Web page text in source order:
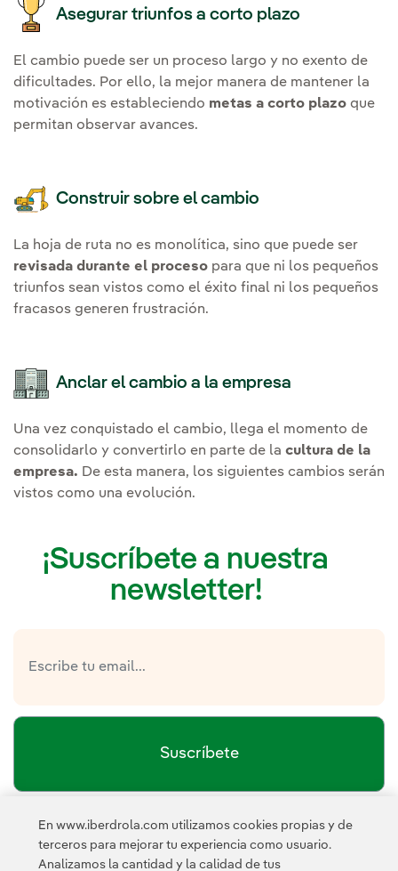
Asegurar triunfos a corto plazo
El cambio puede ser un proceso largo y no exento de
dificultades. Por ello, la mejor manera de mantener la
motivación es estableciendo metas a corto plazo que
permitan observar avances.
Construir sobre el cambio
La hoja de ruta no es monolítica, sino que puede ser
revisada durante el proceso para que ni los pequeños
triunfos sean vistos como el éxito final ni los pequeños
fracasos generen frustración.
Anclar el cambio a la empresa
Una vez conquistado el cambio, llega el momento de
consolidarlo y convertirlo en parte de la cultura de la
empresa. De esta manera, los siguientes cambios serán
vistos como una evolución.
¡Suscríbete a nuestra
newsletter!
Suscríbete
He leído y acepto lapolítica de privacidad de la
Enlace externo, se abre en ventana nueva.
En www.iberdrola.com utilizamos cookies propias y de
terceros para mejorar tu experiencia como usuario.
Analizamos la cantidad y la calidad de tus